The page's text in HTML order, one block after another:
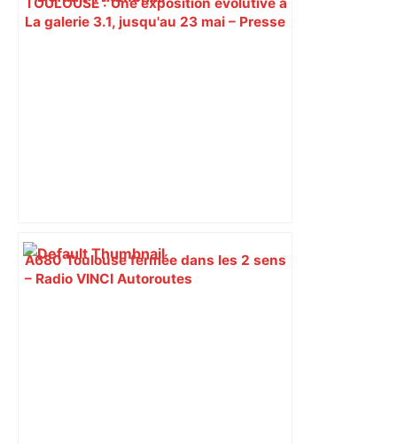
La galerie 3.1, jusqu'au 23 mai – Presse
A680 Toulouse fermée dans les 2 sens
– Radio VINCI Autoroutes